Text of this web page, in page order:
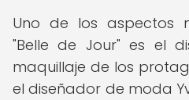
Uno de los aspectos
"Belle de Jour" es el
maquillaje de los
el diseñador de moda